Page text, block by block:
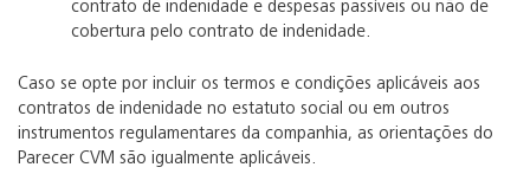
contrato de indenidade e despesas passíveis ou não de
cobertura pelo contrato de indenidade.
Caso se opte por incluir os termos e condições aplicáveis aos
contratos de indenidade no estatuto social ou em outros
instrumentos regulamentares da companhia, as orientações do
Parecer CVM são igualmente aplicáveis.